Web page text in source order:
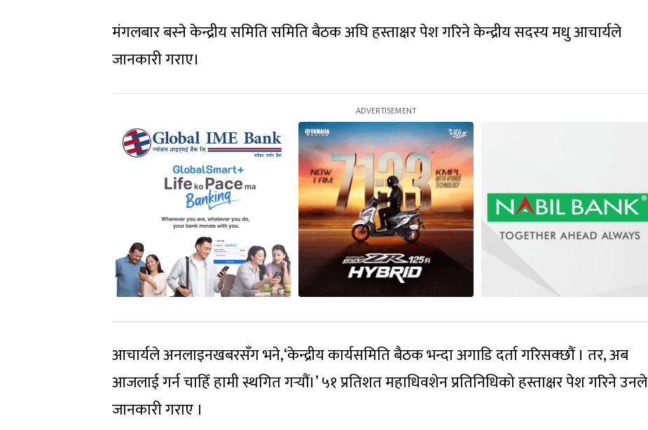
मंगलबार बस्ने केन्द्रीय समिति समिति बैठक अघि हस्ताक्षर पेश गरिने केन्द्रीय सदस्य मधु आचार्यले
जानकारी गराए।
आचार्यले अनलाइनखबरसँग भने,‘केन्द्रीय कार्यसमिति बैठक भन्दा अगाडि दर्ता गरिसक्छौं । तर, अब
आजलाई गर्न चाहिँ हामी स्थगित गर्‍यौं।’ ५१ प्रतिशत महाधिवशेन प्रतिनिधिको हस्ताक्षर पेश गरिने उनले
जानकारी गराए ।